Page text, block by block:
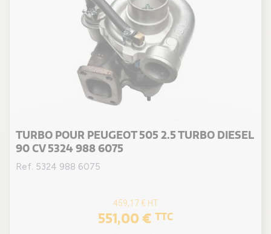
TURBO POUR PEUGEOT 505 2.5 TURBO DIESEL
90 CV 5324 988 6075
Ref. 5324 988 6075
459,17 € HT
551,00 € TTC